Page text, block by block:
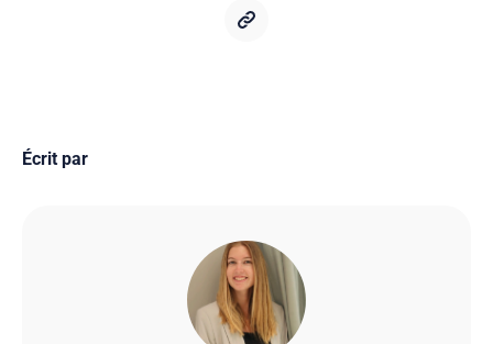
Écrit par